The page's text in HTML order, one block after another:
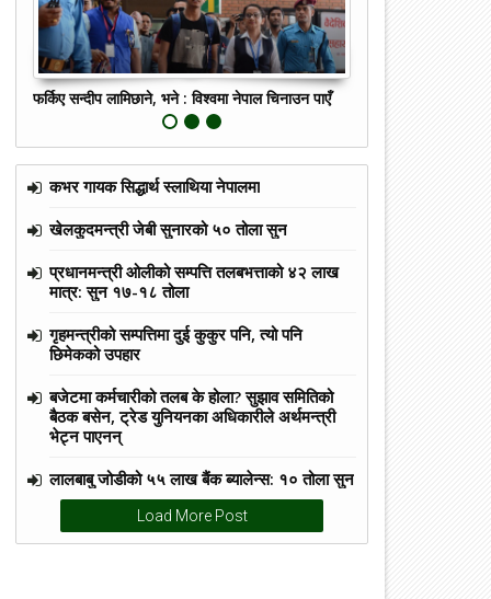
फर्किए सन्दीप लामिछाने, भने : विश्वमा नेपाल चिनाउन पाएँ
कभर गायक सिद्धार्थ स्लाथिया नेपालमा
खेलकुदमन्त्री जेबी सुनारको ५० तोला सुन
प्रधानमन्त्री ओलीको सम्पत्ति तलबभत्ताको ४२ लाख
मात्र: सुन १७-१८ तोला
गृहमन्त्रीको सम्पत्तिमा दुई कुकुर पनि, त्यो पनि
छिमेकको उपहार
बजेटमा कर्मचारीको तलब के होला? सुझाव समितिको
बैठक बसेन, ट्रेड युनियनका अधिकारीले अर्थमन्त्री
भेट्न पाएनन्
लालबाबु जोडीको ५५ लाख बैंक ब्यालेन्स: १० तोला सुन
Load More Post